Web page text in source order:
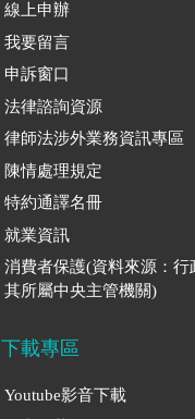
線上申辦
我要留言
申訴窗口
法律諮詢資源
律師法涉外業務資訊專區
陳情處理規定
特約通譯名冊
就業資訊
消費者保護(資料來源：行
其所屬中央主管機關)
下載專區
Youtube影音下載